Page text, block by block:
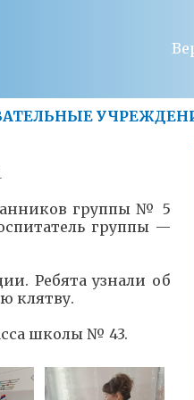
группы № 5
группы —
Ребята узнали об
клятву.
школы № 43.